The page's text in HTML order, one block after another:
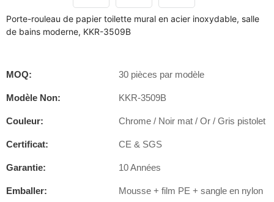
Porte-rouleau de papier toilette mural en acier inoxydable, salle
de bains moderne, KKR-3509B
MOQ: 30 pièces par modèle
Modèle Non: KKR-3509B
Couleur: Chrome / Noir mat / Or / Gris pistolet
Certificat: CE & SGS
Garantie: 10 Années
Emballer:
Mousse + film PE + sangle en nylon